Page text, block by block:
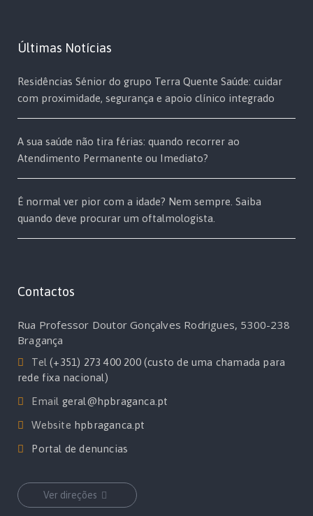
Últimas Notícias
Residências Sénior do grupo Terra Quente Saúde: cuidar
com proximidade, segurança e apoio clínico integrado
A sua saúde não tira férias: quando recorrer ao
Atendimento Permanente ou Imediato?
É normal ver pior com a idade? Nem sempre. Saiba
quando deve procurar um oftalmologista.
Contactos
Rua Professor Doutor Gonçalves Rodrigues, 5300-238
Bragança
Tel(+351) 273 400 200 (custo de uma chamada para
rede fixa nacional)
Email geral@hpbraganca.pt
Website hpbraganca.pt
Portal de denuncias
Ver direções